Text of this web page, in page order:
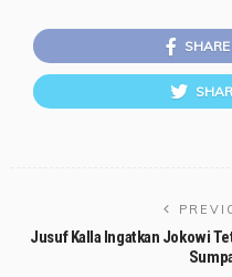
Jusuf Kalla Ingatkan Jokowi